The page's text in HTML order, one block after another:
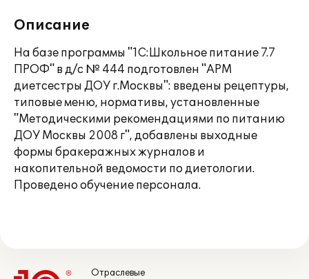
Описание
На базе программы "1С:Школьное питание 7.7
ПРОФ" в д/с № 444 подготовлен "АРМ
диетсестры ДОУ г.Москвы": введены рецептуры,
типовые меню, нормативы, установленные
"Методическими рекомендациями по питанию
ДОУ Москвы 2008 г", добавлены выходные
формы бракеражных журналов и
накопительной ведомости по диетологии.
Проведено обучение персонала.
Отраслевые